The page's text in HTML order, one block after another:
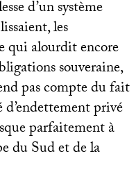
d’un système
les
qui alourdit encore
souveraine,
pas compte du fait
d’endettement privé
parfaitement à
du Sud et de la